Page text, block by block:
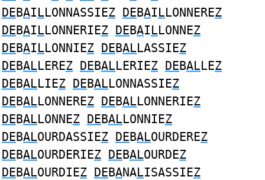
DEBAILLONNASSIEZ DEBAILLONNEREZ
DEBAILLONNERIEZ DEBAILLONNEZ
DEBAILLONNIEZ DEBALLASSIEZ
DEBALLEREZ DEBALLERIEZ DEBALLEZ
DEBALLIEZ DEBALLONNASSIEZ
DEBALLONNEREZ DEBALLONNERIEZ
DEBALLONNEZ DEBALLONNIEZ
DEBALOURDASSIEZ DEBALOURDEREZ
DEBALOURDERIEZ DEBALOURDEZ
DEBALOURDIEZ DEBANALISASSIEZ